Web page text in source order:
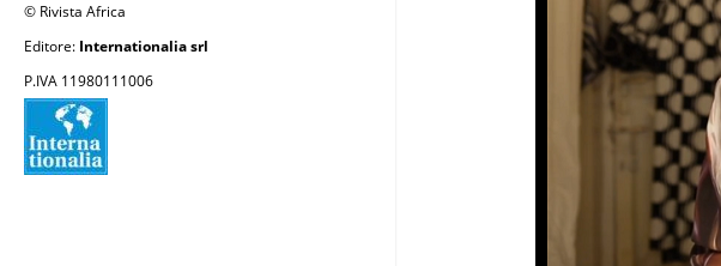
© Rivista Africa
Editore: Internationalia srl
P.IVA 11980111006